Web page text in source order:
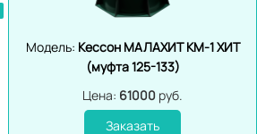
Модель: Кессон МАЛАХИТ КМ-1 ХИТ
(муфта 125-133)
Цена: 61000 руб.
Заказать